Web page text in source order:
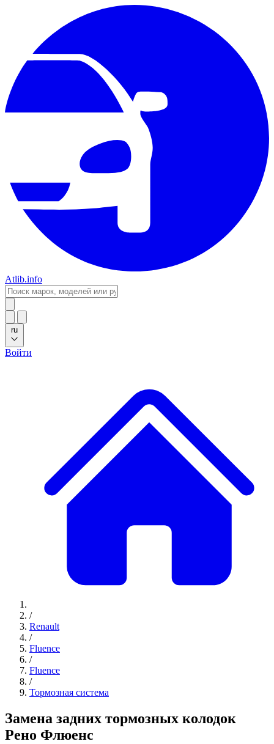
Atlib.info
ru
Войти
/
Renault
/
Fluence
/
Fluence
/
Тормозная система
Замена задних тормозных колодок
Рено Флюенс